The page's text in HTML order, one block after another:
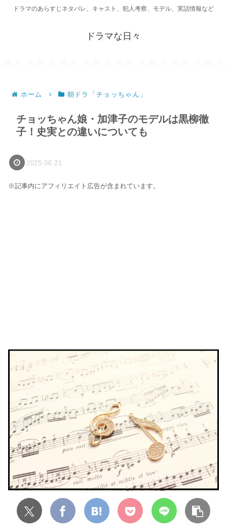
ドラマのあらすじネタバレ、キャスト、犯人考察、モデル、実話情報など
ドラマな日々
ホーム 朝ドラ「チョッちゃん」
チョッちゃん娘・加津子のモデルは黒柳徹
子！史実との違いについても
2025.06.21
※記事内にアフィリエイト広告が含まれています。